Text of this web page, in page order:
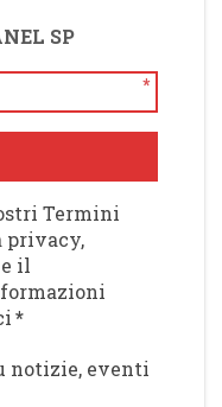
SP
*
Termini
privacy,
il
*
notizie, eventi